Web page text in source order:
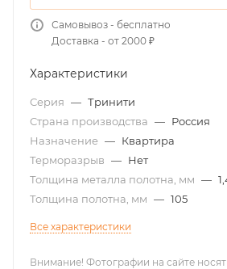
Самовывоз - бесплатно
Доставка - от 2000 ₽
Характеристики
Серия — Тринити
Страна производства — Россия
Назначение — Квартира
Терморазрыв — Нет
Толщина металла полотна, мм —
Толщина полотна, мм — 105
Все характеристики
Внимание! Фотографии на сайте